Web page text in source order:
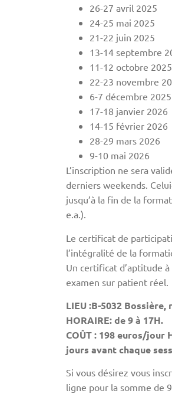
26-27 avril 2025
24-25 mai 2025
21-22 juin 2025
13-14 septembre
11-12 octobre 2025
22-23 novembre
6-7 décembre 2025
17-18 janvier 2026
14-15 février 2026
28-29 mars 2026
9-10 mai 2026
L’inscription ne sera
derniers weekends.
jusqu’à la fin de la
e.a.).
Le certificat de
l’intégralité de la
Un certificat d’aptitude
examen sur patient réel.
LIEU :B-5032 Bossière,
HORAIRE: de 9 à 17H.
COÛT : 198 euros/jour
jours avant chaque
Si vous désirez vous
ligne pour la somme de